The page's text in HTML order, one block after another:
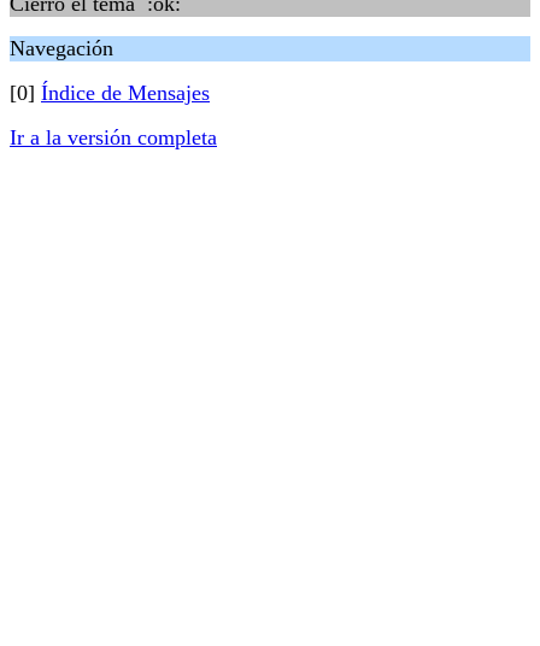
Navegación
[0] Índice de Mensajes
Ir a la versión completa